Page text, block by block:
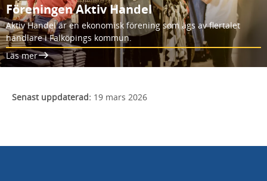
Föreningen Aktiv Handel
Aktiv Handel är en ekonomisk förening som ägs av flertalet
handlare i Falköpings kommun.
Läs mer
Senast uppdaterad: 19 mars 2026